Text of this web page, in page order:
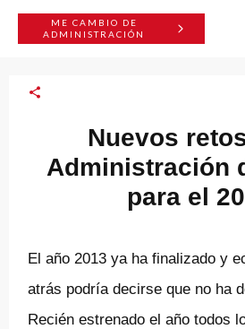
ME CAMBIO DE
ADMINISTRACIÓN
Nuevos
Administración
para el
El año 2013 ya ha finalizado y
atrás podría decirse que no ha
Recién estrenado el año todos